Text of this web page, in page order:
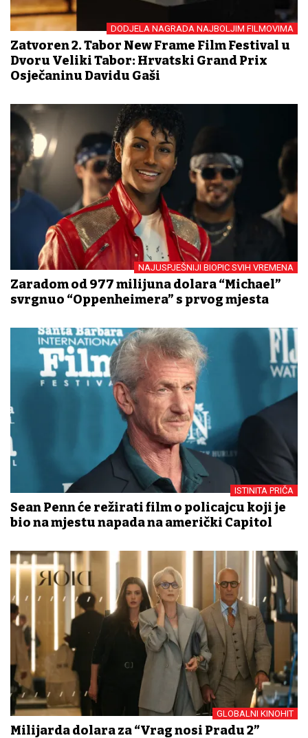
DODJELA NAGRADA NAJBOLJIM FILMOVIMA
Zatvoren 2. Tabor New Frame Film Festival u
Dvoru Veliki Tabor: Hrvatski Grand Prix
Osječaninu Davidu Gaši
NAJUSPJEŠNIJI BIOPIC SVIH VREMENA
Zaradom od 977 milijuna dolara “Michael”
svrgnuo “Oppenheimera” s prvog mjesta
ISTINITA PRIČA
Sean Penn će režirati film o policajcu koji je
bio na mjestu napada na američki Capitol
GLOBALNI KINOHIT
Milijarda dolara za “Vrag nosi Pradu 2”